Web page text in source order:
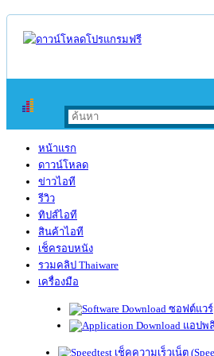
หน้าแรก
ดาวน์โหลด
ข่าวไอที
รีวิว
ทิปส์ไอที
สินค้าไอที
เช็ครอบหนัง
รวมคลิป Thaiware
เครื่องมือ
ซอฟต์แวร์
แอปพ
เช็คความเร็วเน็ต